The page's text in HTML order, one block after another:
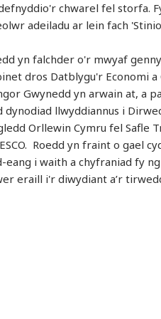
chwarel fel storfa.
adeiladu ar lein fach
yn falchder o'r mwyaf
dros Datblygu'r Economi a
Gwynedd yn arwain at, a
dynodiad llwyddiannus i
Orllewin Cymru fel Safle
Roedd yn fraint o gael
eang i waith a chyfraniad fy
eraill i'r diwydiant a’r